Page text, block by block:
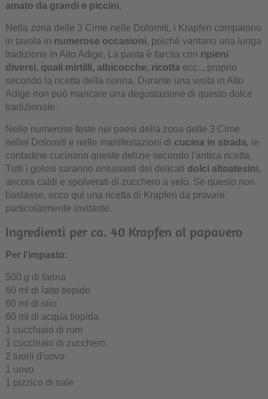
amato da grandi e piccini.
Nella zona delle 3 Cime nelle Dolomiti, i Krapfen compaiono
in tavola in numerose occasioni, poiché vantano una lunga
tradizione in Alto Adige. La pasta è farcita con ripieni
diversi, quali mirtilli, albicocche, ricotta ecc.., proprio
secondo la ricetta della nonna. Durante una visita in Alto
Adige non può mancare una degustazione di questo dolce
tradizionale.
Nelle numerose feste nei paesi della zona delle 3 Cime
nellel Dolomiti e nelle manifestazioni di cucina in strada, le
contadine cucinano queste delizie secondo l'antica ricetta.
Tutti i golosi saranno entusiasti dei delicati dolci altoatesini,
ancora caldi e spolverati di zucchero a velo. Se questo non
bastasse, ecco qui una ricetta di Krapfen da provare
particolarmente invitante.
Ingredienti per ca. 40 Krapfen al papavero
Per l'impasto:
500 g di farina
60 ml di latte tiepido
60 ml di olio
60 ml di acqua tiepida
1 cucchiaio di rum
1 cucchiaio di zucchero
2 tuorli d'uovo
1 uovo
1 pizzico di sale